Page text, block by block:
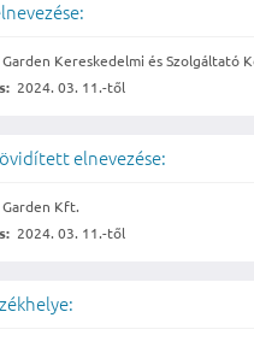
Garden Kereskedelmi és Szolgáltató
2024. 03. 11.-től
elnevezése:
Garden Kft.
2024. 03. 11.-től